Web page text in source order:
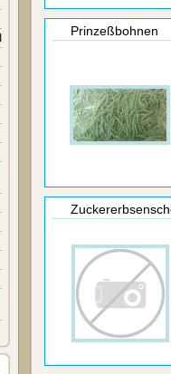
Prinzeßbohnen